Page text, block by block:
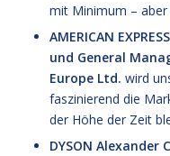
mit Minimum –
AMERICAN
und General
Europe Ltd. wird
faszinierend die
der Höhe der Zeit
DYSON